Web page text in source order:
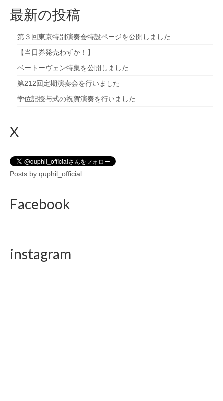
最新の投稿
第３回東京特別演奏会特設ページを公開しました
【当日券発売わずか！】
ベートーヴェン特集を公開しました
第212回定期演奏会を行いました
学位記授与式の祝賀演奏を行いました
X
Posts by quphil_official
Facebook
instagram